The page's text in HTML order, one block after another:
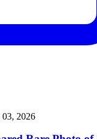
03, 2026